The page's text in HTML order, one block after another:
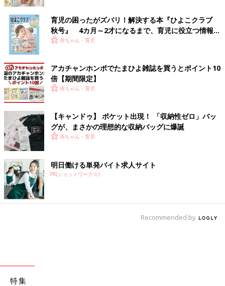
出典：Instagramアカウント「tome_ito」
Tomeさんは 無印良品のアルミフック マグネットタイプを洗濯機
の横に取り付け、ベルトや布マスク用の洗濯ネットなどを掛けて
な布マスクをポンと入れたり、すべて動線上にあるので便利そう
ですね！
ラップ収納は冷蔵庫に付けるのが使いやすい！
育児の困ったがズバリ！解決する本『ひよこクラブ
秋号』 4カ月～2才になるまで、育児に役立つ情報が
いっぱい！
赤ちゃん・育児
アカチャンホンポでたまひよ雑誌を買うとポイント10
倍【期間限定】
赤ちゃん・育児
【キャンドゥ】 ポケット出現！ 「収納性ゼロ」バッ
グが、まさかの理想的な収納バッグに爆誕
赤ちゃん・育児
明日働ける単発バイト求人サイト
PR(ショットワークス)
Recommended by
特集